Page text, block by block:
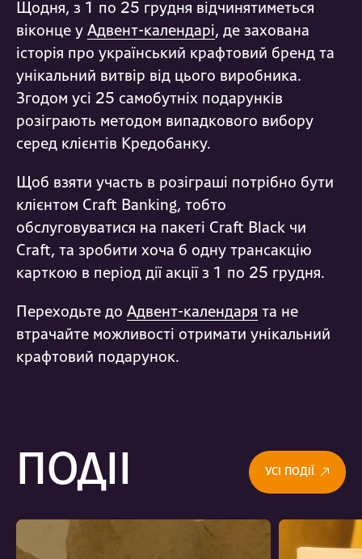
Щодня, з 1 по 25 грудня відчинятиметься
віконце у Адвент-календарі, де захована
історія про український крафтовий бренд та
унікальний витвір від цього виробника.
Згодом усі 25 самобутніх подарунків
розіграють методом випадкового вибору
серед клієнтів Кредобанку.
Щоб взяти участь в розіграші потрібно бути
клієнтом Craft Banking, тобто
обслуговуватися на пакеті Craft Black чи
Craft, та зробити хоча б одну трансакцію
карткою в період дії акції з 1 по 25 грудня.
Переходьте до Адвент-календаря та не
втрачайте можливості отримати унікальний
крафтовий подарунок.
ПОДІЇ УСІ ПОДІЇ